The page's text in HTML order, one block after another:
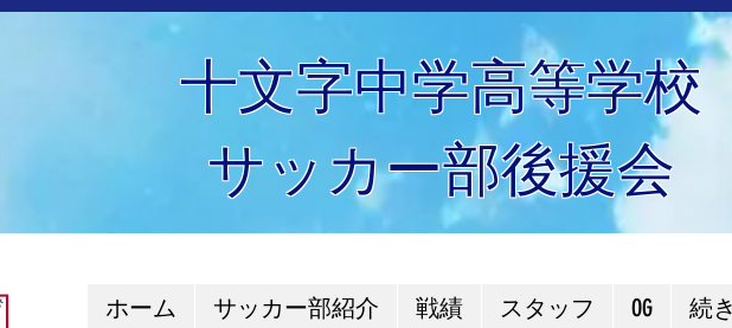
十文字中学高等学校
サッカー部後援会
ホーム サッカー部紹介 戦績 スタッフ OG 続